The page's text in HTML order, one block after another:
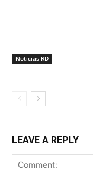
Noticias RD
LEAVE A REPLY